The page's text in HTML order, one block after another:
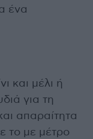
ένα
και μέλι ή
για τη
απαραίτητα
το με μέτρο